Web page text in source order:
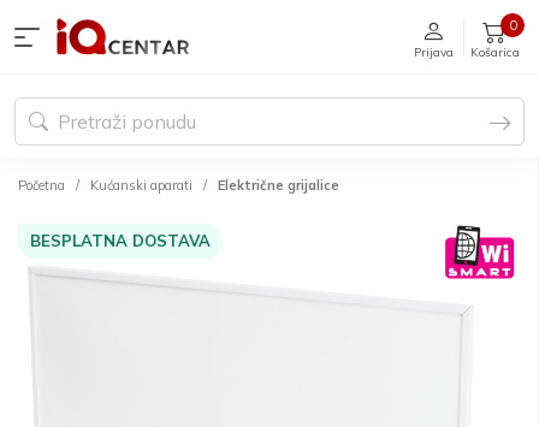
Prijava Košarica
0
Početna Kućanski aparati Električne grijalice
BESPLATNA DOSTAVA